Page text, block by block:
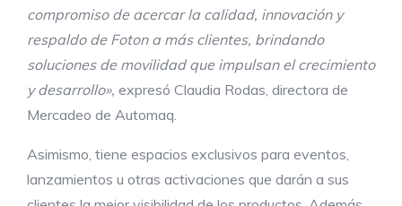
compromiso de acercar la calidad, innovación y
respaldo de Foton a más clientes, brindando
soluciones de movilidad que impulsan el crecimiento
y desarrollo», expresó Claudia Rodas, directora de
Mercadeo de Automaq.
Asimismo, tiene espacios exclusivos para eventos,
lanzamientos u otras activaciones que darán a sus